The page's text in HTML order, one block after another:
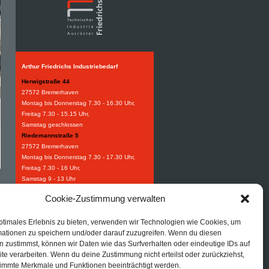
Cookie-Zustimmung verwalten
Erlebnis zu bieten, verwenden wir Technologien wie Cookies, um
zu speichern und/oder darauf zuzugreifen. Wenn du diesen
zustimmst, können wir Daten wie das Surfverhalten oder eindeutige IDs auf
verarbeiten. Wenn du deine Zustimmung nicht erteilst oder zurückziehst,
Merkmale und Funktionen beeinträchtigt werden.
Arthur Friedrichs Industriebedarf
Herwigstraße 44
27572 Bremerhaven
Montag bis Donnerstag 7.30 - 16.30 Uhr,
Freitag 7.30 - 15.15 Uhr,
Samstag geschlossen
Riedemannstraße 5
27572 Bremerhaven
Montag bis Donnerstag 7.30 - 17.30 Uhr,
Freitag 7.30 - 16 Uhr,
Samstag 9 - 13 Uhr
27570 Bremerhaven
Freitag 7.30 - 15.15 Uhr.
Industriebedarf
Tel:
+49 (0) 471 97395 0
Fax: +49 (0) 471 97395 95